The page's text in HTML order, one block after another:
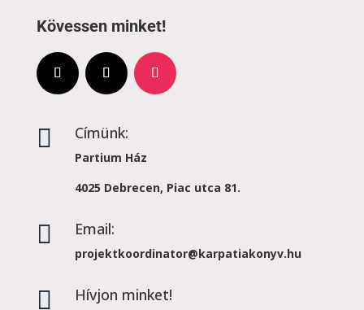
Kövessen minket!
 Címünk:
Partium Ház
4025 Debrecen, Piac utca 81.
 Email:
projektkoordinator@karpatiakonyv.hu
 Hívjon minket!